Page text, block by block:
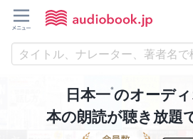
日本一※のオーデ
本の朗読が聴き放題